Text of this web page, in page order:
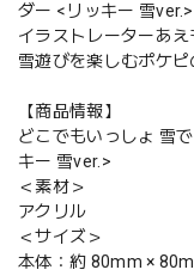
ダー <リッキー 雪ver.>
イラストレーターあ
雪遊びを楽しむポケピ
【商品情報】
どこでもいっしょ 雪
キー 雪ver.>
＜素材＞
アクリル
＜サイズ＞
本体：約 80mm ×